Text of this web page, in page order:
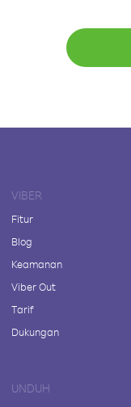
VIBER
Fitur
Blog
Keamanan
Viber Out
Tarif
Dukungan
UNDUH